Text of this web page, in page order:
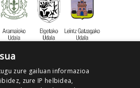
zure gailuan informazioa
zure IP helbidea,